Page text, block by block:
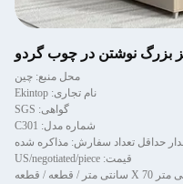
بزرگ نوشتن در چوب گردو
محل منبع: چین
نام تجاری: Ekintop
گواهی: SGS
شماره مدل: C301
حداقل تعداد سفارش: مذاکره شده
قیمت: US/negotiated/piece